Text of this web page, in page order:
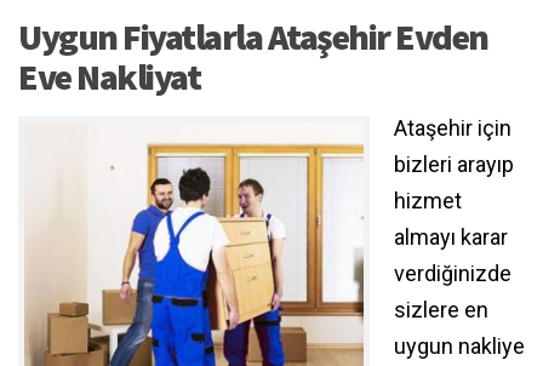
Uygun Fiyatlarla Ataşehir Evden
Eve Nakliyat
Ataşehir için
bizleri arayıp
hizmet
almayı karar
verdiğinizde
sizlere en
uygun nakliye